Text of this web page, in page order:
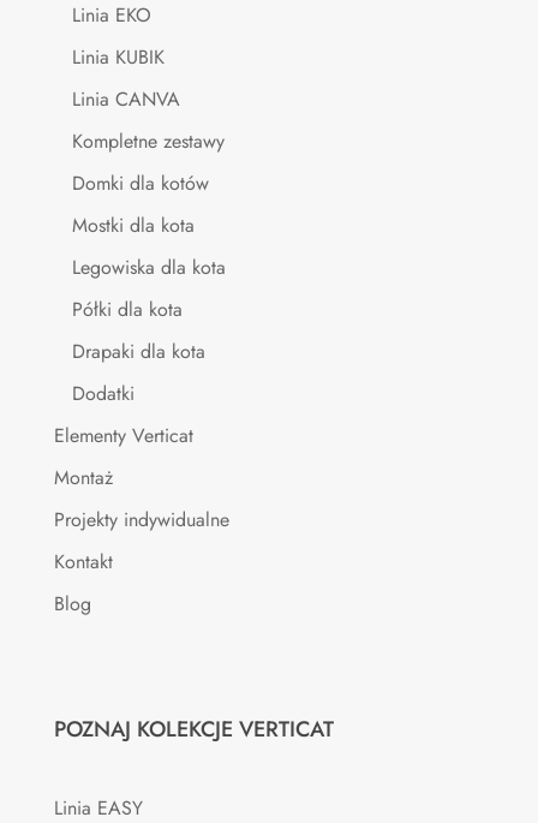
Linia EKO
Linia KUBIK
Linia CANVA
Kompletne zestawy
Domki dla kotów
Mostki dla kota
Legowiska dla kota
Półki dla kota
Drapaki dla kota
Dodatki
Elementy Verticat
Montaż
Projekty indywidualne
Kontakt
Blog
POZNAJ KOLEKCJE VERTICAT
Linia EASY